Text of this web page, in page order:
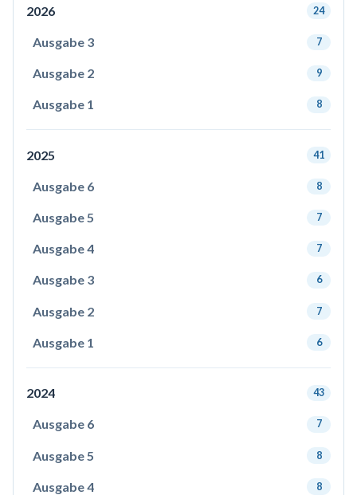
2026 24
Ausgabe 3 7
Ausgabe 2 9
Ausgabe 1 8
2025 41
Ausgabe 6 8
Ausgabe 5 7
Ausgabe 4 7
Ausgabe 3 6
Ausgabe 2 7
Ausgabe 1 6
2024 43
Ausgabe 6 7
Ausgabe 5 8
Ausgabe 4 8